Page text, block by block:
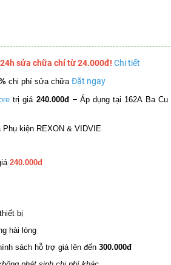
sửa chữa chỉ từ 24.000đ! Chi tiết
chi phí sửa chữa Đặt ngay
trị giá 240.000đ – Áp dụng tại 162A Ba Cu
Phụ kiện REXON & VIDVIE
240.000đ
bị
hài lòng
sách hỗ trợ giá lên đến 300.000đ